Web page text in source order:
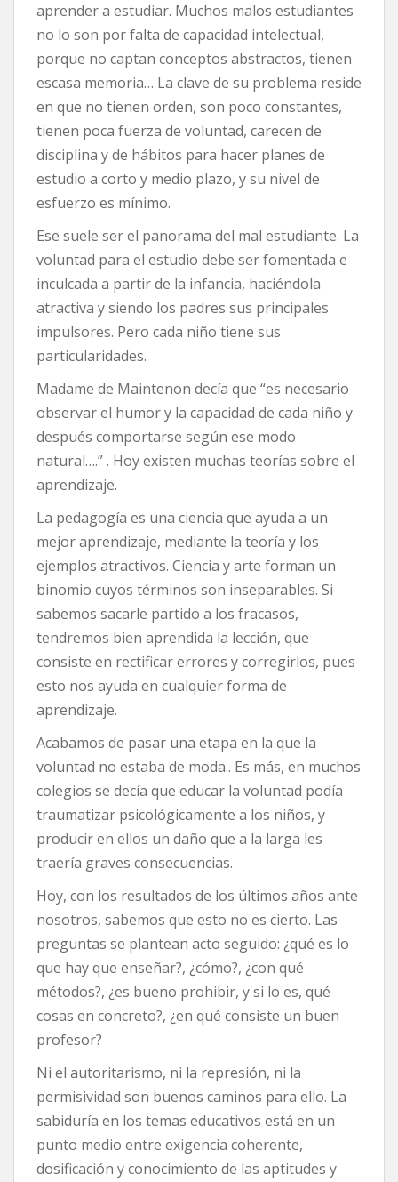
aprender a estudiar. Muchos malos estudiantes
no lo son por falta de capacidad intelectual,
porque no captan conceptos abstractos, tienen
escasa memoria… La clave de su problema reside
en que no tienen orden, son poco constantes,
tienen poca fuerza de voluntad, carecen de
disciplina y de hábitos para hacer planes de
estudio a corto y medio plazo, y su nivel de
esfuerzo es mínimo.
Ese suele ser el panorama del mal estudiante. La
voluntad para el estudio debe ser fomentada e
inculcada a partir de la infancia, haciéndola
atractiva y siendo los padres sus principales
impulsores. Pero cada niño tiene sus
particularidades.
Madame de Maintenon decía que “es necesario
observar el humor y la capacidad de cada niño y
después comportarse según ese modo
natural….” . Hoy existen muchas teorías sobre el
aprendizaje.
La pedagogía es una ciencia que ayuda a un
mejor aprendizaje, mediante la teoría y los
ejemplos atractivos. Ciencia y arte forman un
binomio cuyos términos son inseparables. Si
sabemos sacarle partido a los fracasos,
tendremos bien aprendida la lección, que
consiste en rectificar errores y corregirlos, pues
esto nos ayuda en cualquier forma de
aprendizaje.
Acabamos de pasar una etapa en la que la
voluntad no estaba de moda.. Es más, en muchos
colegios se decía que educar la voluntad podía
traumatizar psicológicamente a los niños, y
producir en ellos un daño que a la larga les
traería graves consecuencias.
Hoy, con los resultados de los últimos años ante
nosotros, sabemos que esto no es cierto. Las
preguntas se plantean acto seguido: ¿qué es lo
que hay que enseñar?, ¿cómo?, ¿con qué
métodos?, ¿es bueno prohibir, y si lo es, qué
cosas en concreto?, ¿en qué consiste un buen
profesor?
Ni el autoritarismo, ni la represión, ni la
permisividad son buenos caminos para ello. La
sabiduría en los temas educativos está en un
punto medio entre exigencia coherente,
dosificación y conocimiento de las aptitudes y